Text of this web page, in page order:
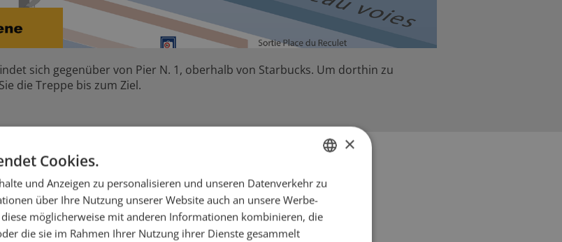
sich gegenüber von Pier N. 1, oberhalb von Starbucks. Um dorthin zu
die Treppe bis zum Ziel.
Carlos Bolis
Filialleiter
Bahnhof Genève
GERMAN
FRENCH
×
Cookies.
und Anzeigen zu personalisieren und unseren Datenverkehr zu
über Ihre Nutzung unserer Website auch an unsere Werbe-
möglicherweise mit anderen Informationen kombinieren, die
die sie im Rahmen Ihrer Nutzung ihrer Dienste gesammelt